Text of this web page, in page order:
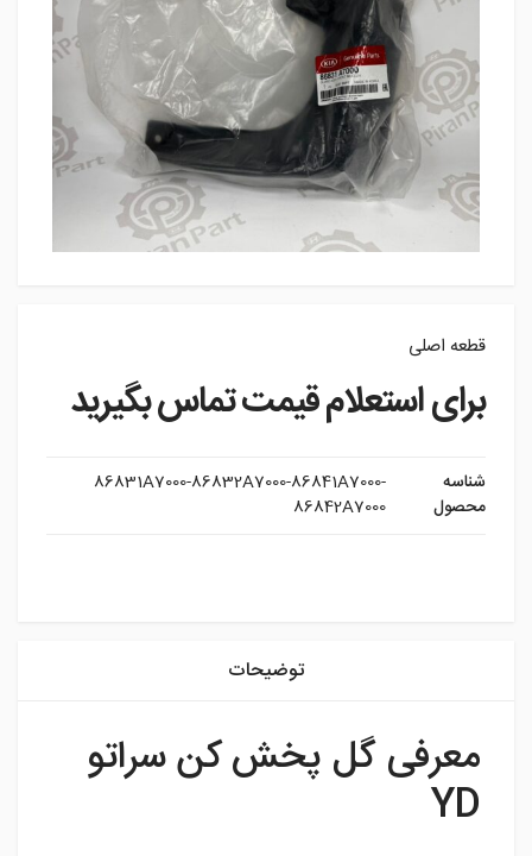
قطعه اصلی
برای استعلام قیمت تماس بگیرید
شناسه
محصول
86831A7000-86832A7000-86841A7000-
86842A7000
توضیحات
معرفی گل پخش‌ کن سراتو
YD